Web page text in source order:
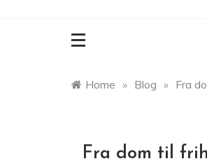
Home » Blog » Fra
Fra dom til